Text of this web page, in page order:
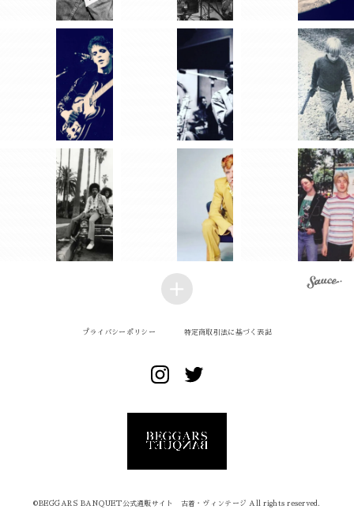
プライバシーポリシー 特定商取引法に基づく表記
©︎BEGGARS BANQUET公式通販サイト 古着・ヴィンテージ All rights reserved.